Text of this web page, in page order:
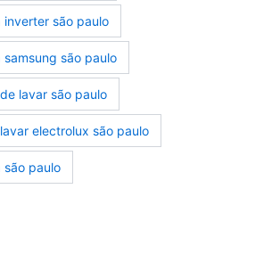
são paulo
são paulo
lavar são paulo
electrolux são paulo
são paulo